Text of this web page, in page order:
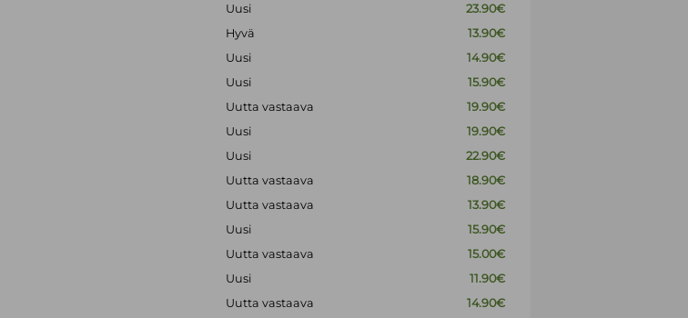
Uusi
23.90€
Hyvä
13.90€
Uusi
14.90€
Uusi
15.90€
Uutta vastaava
19.90€
Uusi
19.90€
Uusi
22.90€
Uutta vastaava
18.90€
Uutta vastaava
13.90€
Uusi
15.90€
Uutta vastaava
15.00€
Uusi
11.90€
Uutta vastaava 14.90€